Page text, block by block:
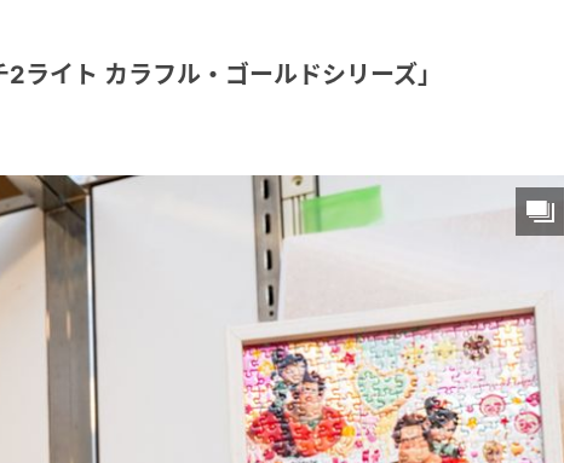
ライト カラフル・ゴールドシリーズ」